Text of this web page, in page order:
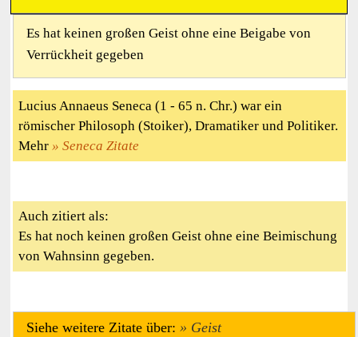
Es hat keinen großen Geist ohne eine Beigabe von
Verrückheit gegeben
Lucius Annaeus Seneca (1 - 65 n. Chr.) war ein
römischer Philosoph (Stoiker), Dramatiker und Politiker.
Mehr
Seneca Zitate
Auch zitiert als:
Es hat noch keinen großen Geist ohne eine Beimischung
von Wahnsinn gegeben.
Siehe weitere Zitate über: Geist